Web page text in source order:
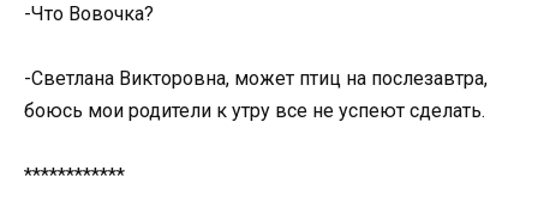
-Что Вовочка?
-Светлана Викторовна, может птиц на послезавтра,
боюсь мои родители к утру все не успеют сделать.
************